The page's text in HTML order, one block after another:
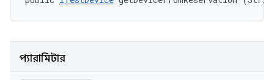
প্যারামিটার